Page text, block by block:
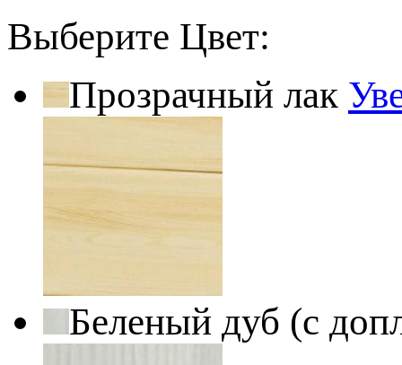
Выберите Цвет:
Прозрачный лак
Беленый дуб (с